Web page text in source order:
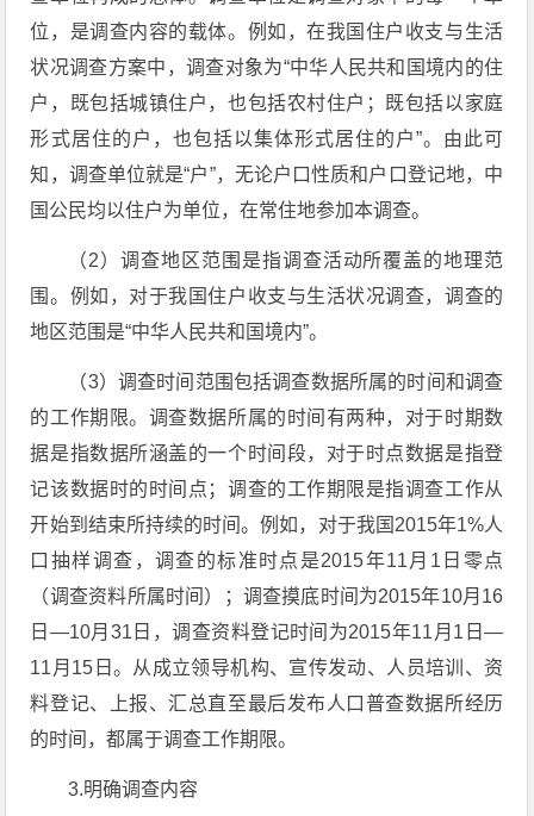
位，是调查内容的载体。例如，在我国住户收支与生活
状况调查方案中，调查对象为“中华人民共和国境内的住
户，既包括城镇住户，也包括农村住户；既包括以家庭
形式居住的户，也包括以集体形式居住的户”。由此可
知，调查单位就是“户”，无论户口性质和户口登记地，中
国公民均以住户为单位，在常住地参加本调查。
（2）调查地区范围是指调查活动所覆盖的地理范
围。例如，对于我国住户收支与生活状况调查，调查的
地区范围是“中华人民共和国境内”。
（3）调查时间范围包括调查数据所属的时间和调查
的工作期限。调查数据所属的时间有两种，对于时期数
据是指数据所涵盖的一个时间段，对于时点数据是指登
记该数据时的时间点；调查的工作期限是指调查工作从
开始到结束所持续的时间。例如，对于我国2015年1%人
口抽样调查，调查的标准时点是2015年11月1日零点
（调查资料所属时间）；调查摸底时间为2015年10月16
日—10月31日，调查资料登记时间为2015年11月1日—
11月15日。从成立领导机构、宣传发动、人员培训、资
料登记、上报、汇总直至最后发布人口普查数据所经历
的时间，都属于调查工作期限。
3.明确调查内容